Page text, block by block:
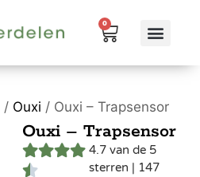
0
/ Ouxi / Ouxi – Trapsensor
Ouxi – Trapsensor
4.7 van de 5
sterren | 147